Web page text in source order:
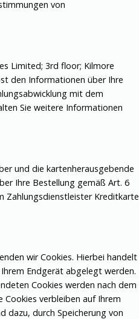
von
Limited; 3rd floor; Kilmore
den Informationen über Ihre
mit dem
Sie weitere Informationen
und die kartenherausgebende
Ihre Bestellung gemäß Art. 6
Zahlungsdienstleister Kreditkarte
wir Cookies. Hierbei handelt
Endgerät abgelegt werden.
Cookies werden nach dem
Cookies verbleiben auf Ihrem
dazu, durch Speicherung von